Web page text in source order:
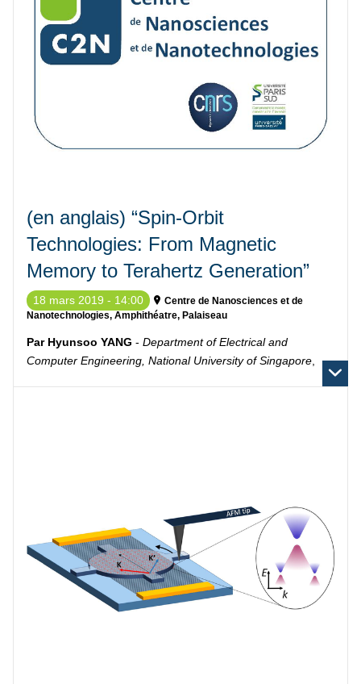
(en anglais) “Spin-Orbit
Technologies: From Magnetic
Memory to Terahertz Generation”
18 mars 2019 - 14:00
Centre de Nanosciences et de
Nanotechnologies, Amphithéatre, Palaiseau
Par Hyunsoo YANG - Department of Electrical and
Computer Engineering, National University of Singapore